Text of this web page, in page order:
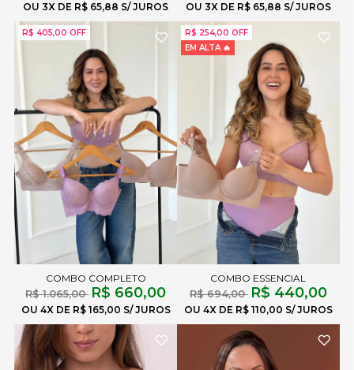
3X R$ 65,88 3X R$ 65,88
R$ 405,00 OFF
COMBO COMPLETO
R$ 1.065,00 R$ 660,00
4X R$ 165,00
R$ 254,00 OFF
EM ALTA 🔥
COMBO ESSENCIAL
R$ 694,00 R$ 440,00
4X R$ 110,00